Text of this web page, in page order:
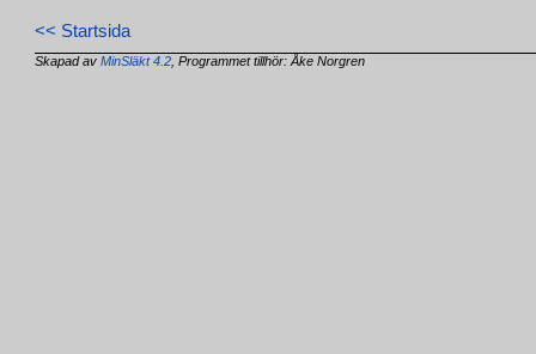
<< Startsida
Skapad avMinSläkt 4.2 , Programmet tillhör: Åke Norgren